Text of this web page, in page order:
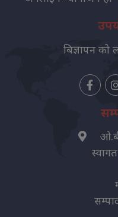
बिज्ञापन को